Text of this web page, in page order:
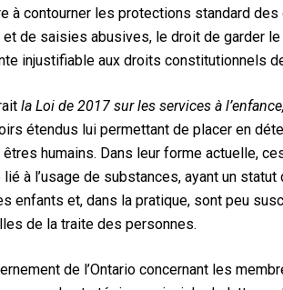
contourner les protections standard des
de saisies abusives, le droit de garder
injustifiable aux droits constitutionnels
la Loi de 2017 sur les services à
étendus lui permettant de placer en
humains. Dans leur forme actuelle,
à l’usage de substances, ayant un
enfants et, dans la pratique, sont peu
de la traite des personnes.
de l’Ontario concernant les